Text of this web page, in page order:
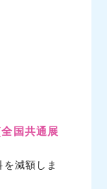
国共通展
減額しま